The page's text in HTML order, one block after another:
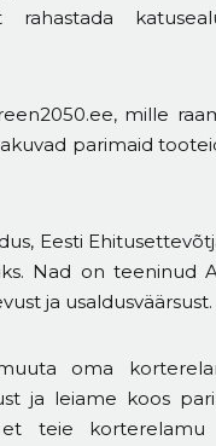
rahastada
mille
parimaid
Eesti
Nad on teeninud
ja usaldusväärsust.
oma
ja leiame koos
et teie korterelamu